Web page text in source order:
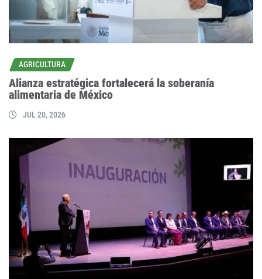
AGRICULTURA
Alianza estratégica fortalecerá la soberanía
alimentaria de México
JUL 20, 2026